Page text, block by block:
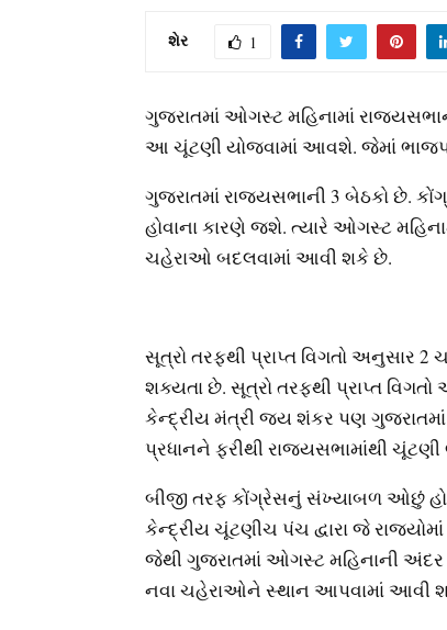
શેર 1
ગુજરાતમાં ઓગસ્ટ મહિનામાં
આ ચૂંટણી યોજવામાં આવશે. જેમાં
ગુજરાતમાં રાજ્યસભાની 3 બેઠકો છે.
હોવાના કારણે જશે. ત્યારે ઓગસ્ટ
ચહેરાઓ બદલવામાં આવી શકે છે.
સૂત્રો તરફથી પ્રાપ્ત વિગતો અનુસાર
શક્યતા છે. સૂત્રો તરફથી પ્રાપ્ત
કેન્દ્રીય મંત્રી જય શંકર પણ ગુજરાતમાં
પ્રધાનને ફરીથી રાજ્યસભામાંથી
બીજી તરફ કોંગ્રેસનું સંખ્યાબળ ઓછું
કેન્દ્રીય ચૂંટણીચ પંચ દ્વારા જે
જેથી ગુજરાતમાં ઓગસ્ટ મહિનાની
નવા ચહેરાઓને સ્થાન આપવામાં આવી